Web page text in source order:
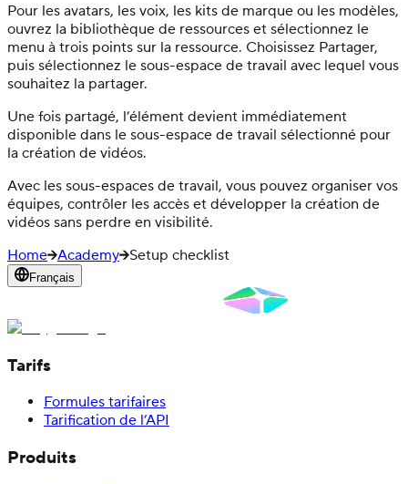
Pour les avatars, les voix, les kits de marque ou les modèles,
ouvrez la bibliothèque de ressources et sélectionnez le
menu à trois points sur la ressource. Choisissez Partager,
puis sélectionnez le sous-espace de travail avec lequel vous
souhaitez la partager.
Une fois partagé, l’élément devient immédiatement
disponible dans le sous-espace de travail sélectionné pour
la création de vidéos.
Avec les sous-espaces de travail, vous pouvez organiser vos
équipes, contrôler les accès et développer la création de
vidéos sans perdre en visibilité.
Home Academy Setup checklist
Français
Tarifs
Formules tarifaires
Tarification de l’API
Produits